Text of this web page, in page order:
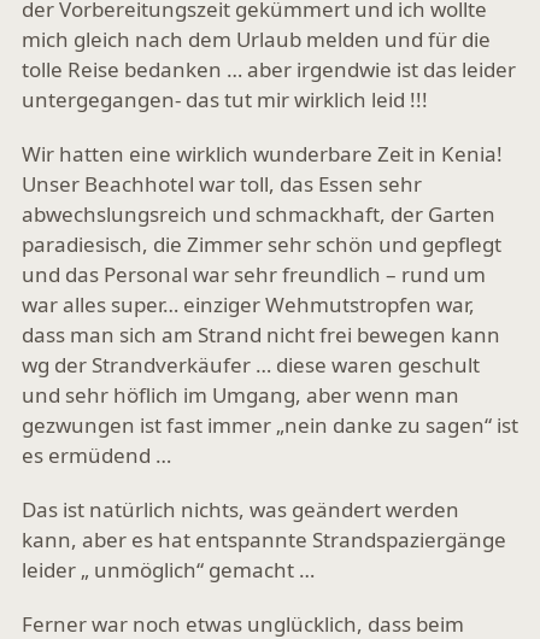
der Vorbereitungszeit gekümmert und ich wollte
mich gleich nach dem Urlaub melden und für die
tolle Reise bedanken … aber irgendwie ist das leider
untergegangen- das tut mir wirklich leid !!!
Wir hatten eine wirklich wunderbare Zeit in Kenia!
Unser Beachhotel war toll, das Essen sehr
abwechslungsreich und schmackhaft, der Garten
paradiesisch, die Zimmer sehr schön und gepflegt
und das Personal war sehr freundlich – rund um
war alles super… einziger Wehmutstropfen war,
dass man sich am Strand nicht frei bewegen kann
wg der Strandverkäufer … diese waren geschult
und sehr höflich im Umgang, aber wenn man
gezwungen ist fast immer „nein danke zu sagen“ ist
es ermüdend …
Das ist natürlich nichts, was geändert werden
kann, aber es hat entspannte Strandspaziergänge
leider „ unmöglich“ gemacht …
Ferner war noch etwas unglücklich, dass beim